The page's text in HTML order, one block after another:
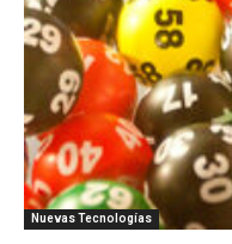
Nuevas Tecnologías